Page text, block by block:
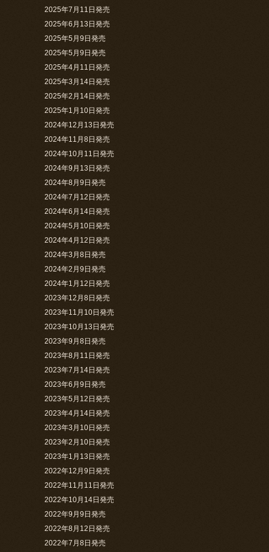
2025年7月11日発売
2025年6月13日発売
2025年5月9日発売
2025年5月9日発売
2025年4月11日発売
2025年3月14日発売
2025年2月14日発売
2025年1月10日発売
2024年12月13日発売
2024年11月8日発売
2024年10月11日発売
2024年9月13日発売
2024年8月9日発売
2024年7月12日発売
2024年6月14日発売
2024年5月10日発売
2024年4月12日発売
2024年3月8日発売
2024年2月9日発売
2024年1月12日発売
2023年12月8日発売
2023年11月10日発売
2023年10月13日発売
2023年9月8日発売
2023年8月11日発売
2023年7月14日発売
2023年6月9日発売
2023年5月12日発売
2023年4月14日発売
2023年3月10日発売
2023年2月10日発売
2023年1月13日発売
2022年12月9日発売
2022年11月11日発売
2022年10月14日発売
2022年9月9日発売
2022年8月12日発売
2022年7月8日発売